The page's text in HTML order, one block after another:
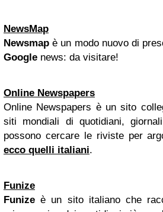
NewsMap
Newsmap è un modo nuovo di
Google news: da visitare!
Online Newspapers
Online Newspapers è un sito
siti mondiali di quotidiani,
possono cercare le riviste per
ecco quelli italiani.
Funize
Funize è un sito italiano che